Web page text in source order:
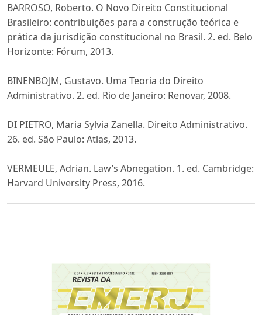
BARROSO, Roberto. O Novo Direito Constitucional
Brasileiro: contribuições para a construção teórica e
prática da jurisdição constitucional no Brasil. 2. ed. Belo
Horizonte: Fórum, 2013.
BINENBOJM, Gustavo. Uma Teoria do Direito
Administrativo. 2. ed. Rio de Janeiro: Renovar, 2008.
DI PIETRO, Maria Sylvia Zanella. Direito Administrativo.
26. ed. São Paulo: Atlas, 2013.
VERMEULE, Adrian. Law’s Abnegation. 1. ed. Cambridge:
Harvard University Press, 2016.